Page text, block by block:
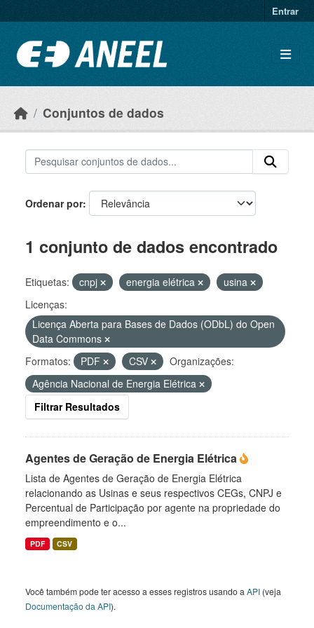
Entrar
Conjuntos de dados
Ordenar por
1 conjunto de dados encontrado
Etiquetas: cnpj energia elétrica
usina
Licenças:
Licença Aberta para Bases de Dados (ODbL) do Open
Data Commons
Formatos:
PDF CSV
Organizações:
Agência Nacional de Energia Elétrica
Filtrar Resultados
Agentes de Geração de Energia Elétrica
Lista de Agentes de Geração de Energia Elétrica
relacionando as Usinas e seus respectivos CEGs, CNPJ e
Percentual de Participação por agente na propriedade do
empreendimento e o...
PDF CSV
Você também pode ter acesso a esses registros usando a API (veja
Documentação da API).